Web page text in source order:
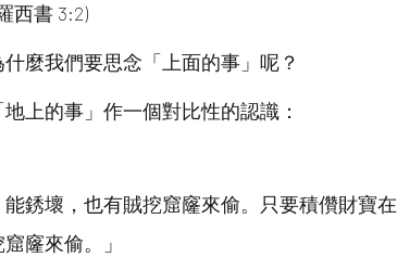
西書 3:2)
麼我們要思念「上面的事」呢？
上的事」作一個對比性的認識：
銹壞，也有賊挖窟窿來偷。只要積儹財寶在
窿來偷。」